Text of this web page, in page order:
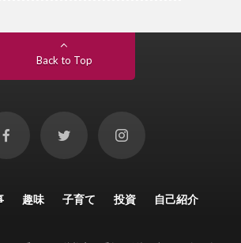
Back to Top
趣味 子育て 投資 自己紹介